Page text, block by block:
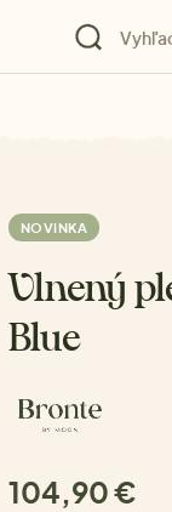
NOVINKA
Vlnený
Blue
104,90 €